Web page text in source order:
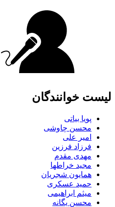
لیست خوانندگان
پویا بیاتی
محسن چاوشی
امیر علی
فرزاد فرزین
مهدی مقدم
مجید خراطها
همایون شجریان
حمید عسکری
میثم ابراهیمی
محسن یگانه